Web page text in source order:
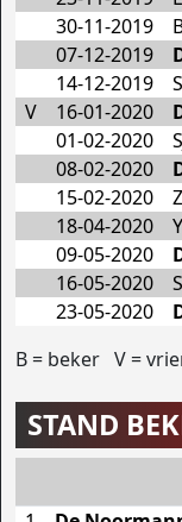
30-11-2019
07-12-2019
14-12-2019
V
16-01-2020
01-02-2020
08-02-2020
15-02-2020
18-04-2020
09-05-2020
16-05-2020
23-05-2020
B = beker V =
STAND